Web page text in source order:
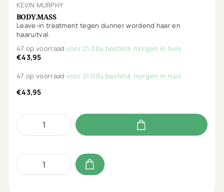
KEVIN MURPHY
BODY.MASS
Leave-in treatment tegen dunner wordend haar en
haaruitval.
47 op voorraad voor 21:00u besteld, morgen in huis
€43,95
47 op voorraad voor 21:00u besteld, morgen in huis
€43,95